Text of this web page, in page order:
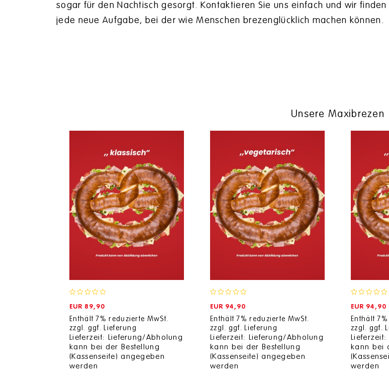
sogar für den Nachtisch gesorgt. Kontaktieren Sie uns einfach und wir
jede neue Aufgabe, bei der wie Menschen brezenglücklich machen können.
Unsere Maxibrezen
out
of
5
EUR 89,90
Enthält 7% reduzierte MwSt.
zzgl. ggf. Lieferung
Lieferzeit: Lieferung/Abholung
kann bei der Bestellung
(Kassenseite) angegeben
werden
out
of
5
EUR 94,90
Enthält 7% reduzierte MwSt.
zzgl. ggf. Lieferung
Lieferzeit: Lieferung/Abholung
kann bei der Bestellung
(Kassenseite) angegeben
werden
out
of
5
EUR 94,90
Enthält
zzgl. ggf.
kann bei
werden